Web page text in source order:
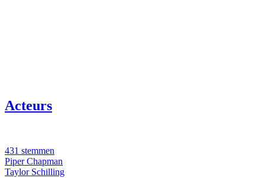
Acteurs
431 stemmen
Piper Chapman
Taylor Schilling